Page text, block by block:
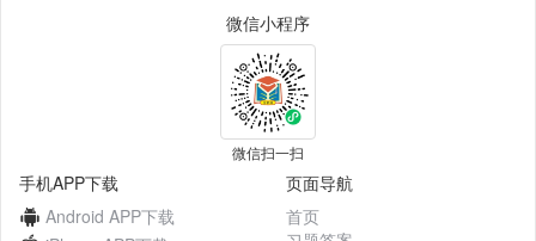
微信小程序
微信扫一扫
手机APP下载
Android APP下载
页面导航
首页